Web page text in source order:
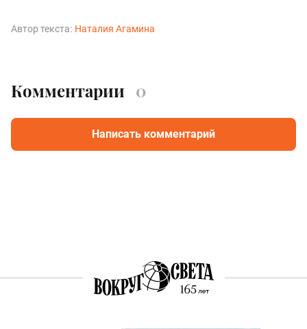
Автор текста: Наталия Агамина
Комментарии 0
Написать комментарий